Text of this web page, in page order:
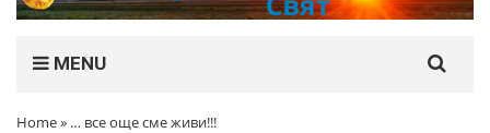
MENU
Home» … все още сме живи!!!